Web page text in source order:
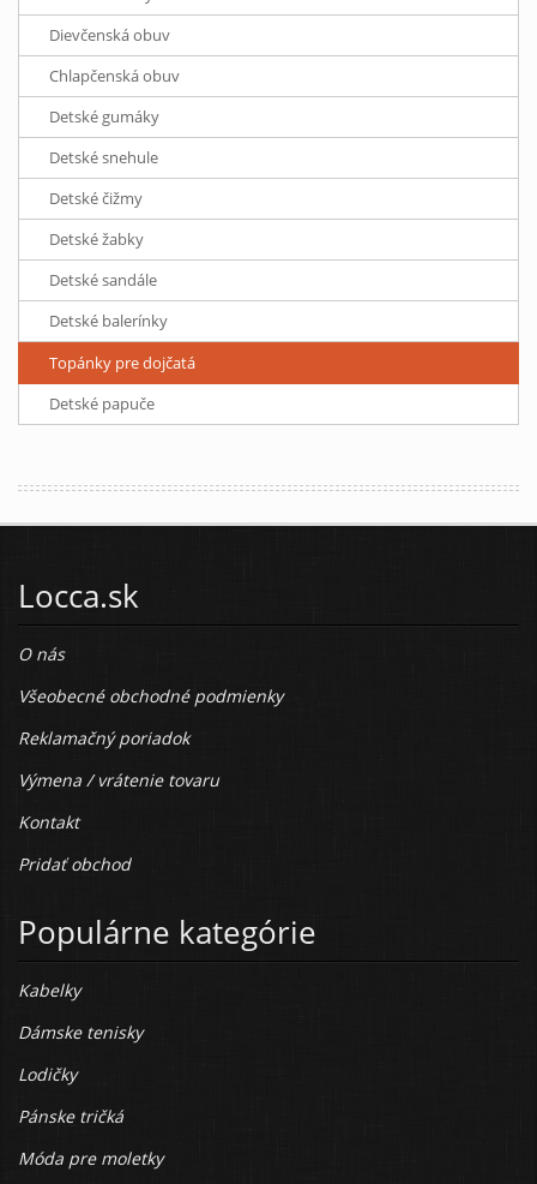
Dievčenská obuv
Chlapčenská obuv
Detské gumáky
Detské snehule
Detské čižmy
Detské žabky
Detské sandále
Detské balerínky
Topánky pre dojčatá
Detské papuče
Locca.sk
O nás
Všeobecné obchodné podmienky
Reklamačný poriadok
Výmena / vrátenie tovaru
Kontakt
Pridať obchod
Populárne kategórie
Kabelky
Dámske tenisky
Lodičky
Pánske tričká
Móda pre moletky